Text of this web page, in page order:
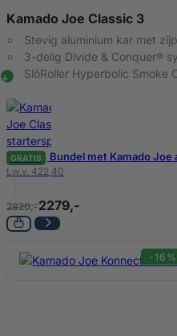
Kamado Joe Classic 3
Stevig aluminium kar met
3-delig Divide & Conquer®
SlōRoller Hyperbolic Smoke
GRATIS Bundel met Kamado
t.w.v. 422,40
2820,-2279,-
-16%